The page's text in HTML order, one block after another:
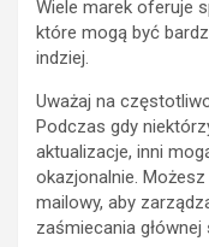
Wiele marek oferuje
które mogą być
indziej.
Uważaj na
Podczas gdy
aktualizacje, inni
okazjonalnie.
mailowy, aby
zaśmiecania